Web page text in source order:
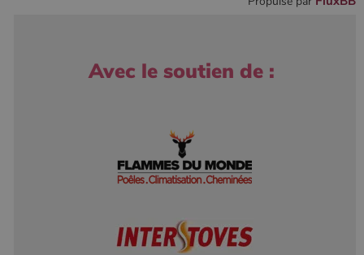
Avec le soutien de :